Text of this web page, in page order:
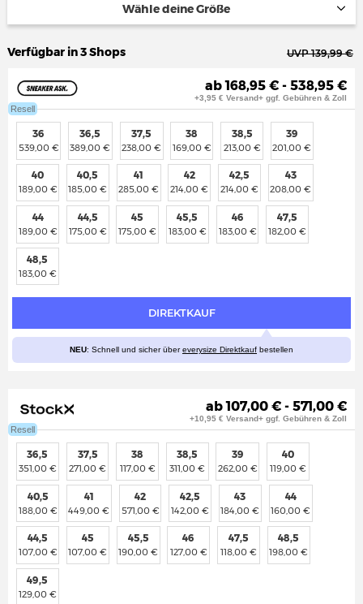
Wähle deine Größe
Verfügbar in 3 Shops UVP 139,99 €
Resell
NEU: Schnell und sicher übereverysize Direktkauf bestellen
ab 168,95 € - 538,95 €
+3,95 € Versand+ ggf. Gebühren & Zoll
DIREKTKAUF
36
539,00 €
36,5
389,00 €
37,5
238,00 €
38
169,00 €
38,5
213,00 €
39
201,00 €
40
189,00 €
40,5
185,00 €
41
285,00 €
42
214,00 €
42,5
214,00 €
43
208,00 €
44
189,00 €
44,5
175,00 €
45
175,00 €
45,5
183,00 €
46
183,00 €
47,5
182,00 €
48,5
183,00 €
Resell
ab 107,00 € - 571,00 €
+10,95 € Versand+ ggf. Gebühren & Zoll
36,5
351,00 €
37,5
271,00 €
38
117,00 €
38,5
311,00 €
39
262,00 €
40
119,00 €
40,5
188,00 €
41
449,00 €
42
571,00 €
42,5
142,00 €
43
184,00 €
44
160,00 €
44,5
107,00 €
45
107,00 €
45,5
190,00 €
46
127,00 €
47,5
118,00 €
48,5
198,00 €
49,5
129,00 €